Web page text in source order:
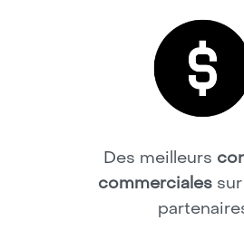
Des meilleurs
commerciales